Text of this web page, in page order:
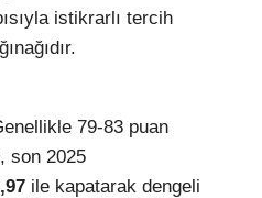
istikrarlı tercih
79-83 puan
son 2025
ile kapatarak dengeli